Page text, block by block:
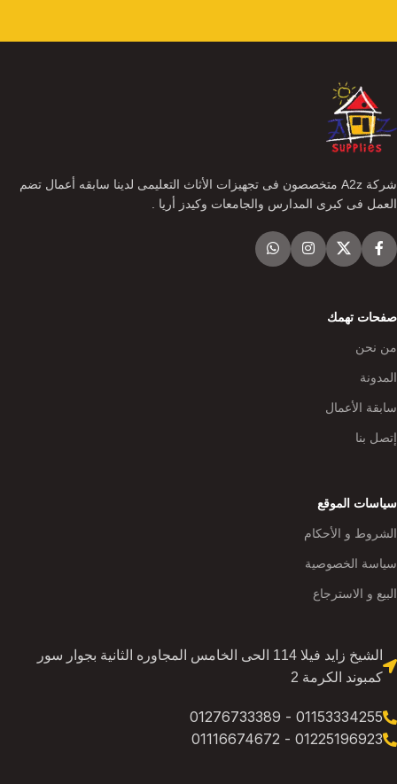
شركة A2z متخصصون فى تجهيزات الأثاث التعليمى لدينا سابقه أعمال تضم
العمل فى كبرى المدارس والجامعات وكيدز أريا .
صفحات تهمك
من نحن
المدونة
سابقة الأعمال
إتصل بنا
سياسات الموقع
الشروط و الأحكام
سياسة الخصوصية
البيع و الاسترجاع
الشيخ زايد فيلا 114 الحى الخامس المجاوره الثانية بجوار سور
كمبوند الكرمة 2
01153334255 - 01276733389
01225196923 - 01116674672